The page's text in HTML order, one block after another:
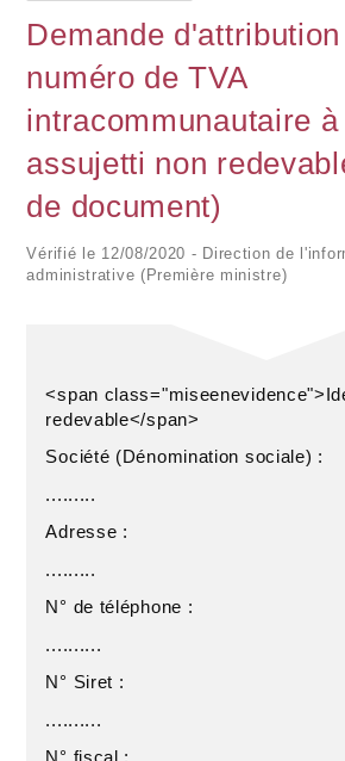
Demande
numéro de TVA
intracommunautaire à
assujetti non
de document)
Vérifié le 12/08/2020 - Direction de
administrative (Première ministre)
<span
redevable</span>
Société (Dénomination sociale) :
.........
Adresse :
.........
N° de téléphone :
..........
N° Siret :
..........
N° fiscal :